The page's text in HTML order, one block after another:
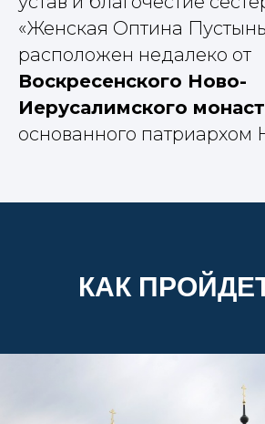
«Женская Оптина
расположен недалеко от
Воскресенского Ново-
Иерусалимского
основанного патриархом
КАК